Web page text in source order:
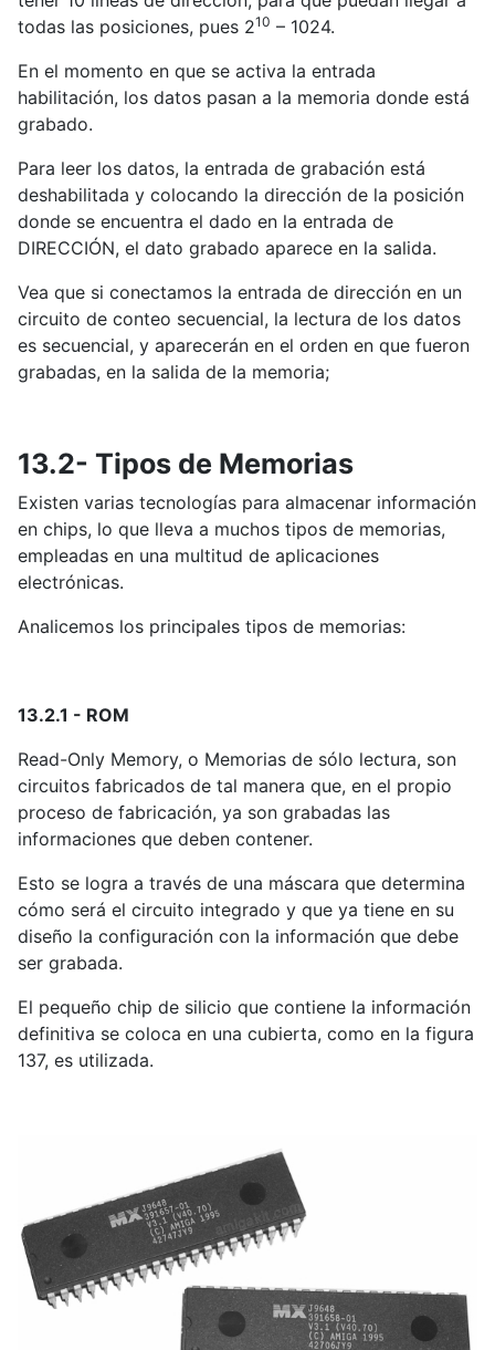
todas las posiciones, pues 210 – 1024.
En el momento en que se activa la entrada
habilitación, los datos pasan a la memoria donde está
grabado.
Para leer los datos, la entrada de grabación está
deshabilitada y colocando la dirección de la posición
donde se encuentra el dado en la entrada de
DIRECCIÓN, el dato grabado aparece en la salida.
Vea que si conectamos la entrada de dirección en un
circuito de conteo secuencial, la lectura de los datos
es secuencial, y aparecerán en el orden en que fueron
grabadas, en la salida de la memoria;
13.2- Tipos de Memorias
Existen varias tecnologías para almacenar información
en chips, lo que lleva a muchos tipos de memorias,
empleadas en una multitud de aplicaciones
electrónicas.
Analicemos los principales tipos de memorias:
13.2.1 - ROM
Read-Only Memory, o Memorias de sólo lectura, son
circuitos fabricados de tal manera que, en el propio
proceso de fabricación, ya son grabadas las
informaciones que deben contener.
Esto se logra a través de una máscara que determina
cómo será el circuito integrado y que ya tiene en su
diseño la configuración con la información que debe
ser grabada.
El pequeño chip de silicio que contiene la información
definitiva se coloca en una cubierta, como en la figura
137, es utilizada.